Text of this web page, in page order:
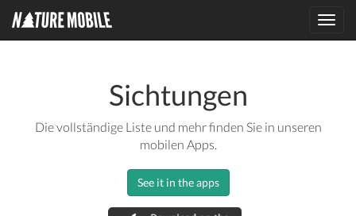
Sichtungen
Die vollständige Liste und mehr finden Sie in unseren
mobilen Apps.
See it in the apps